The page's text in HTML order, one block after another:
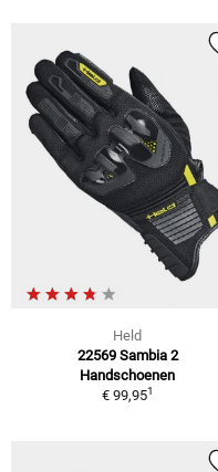
Held
22569 Sambia 2
Handschoenen
€ 99,951